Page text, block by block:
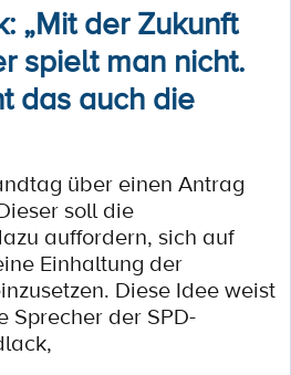
„Mit der Zukunft
spielt man nicht.
das auch die
über einen Antrag
soll die
auffordern, sich auf
Einhaltung der
Diese Idee weist
Sprecher der SPD-